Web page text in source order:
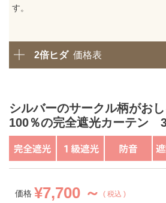
す。
2倍ヒダ 価格表
シルバーのサークル柄がお
100％の完全遮光カーテン
価格 ¥7,700 ～ 税込